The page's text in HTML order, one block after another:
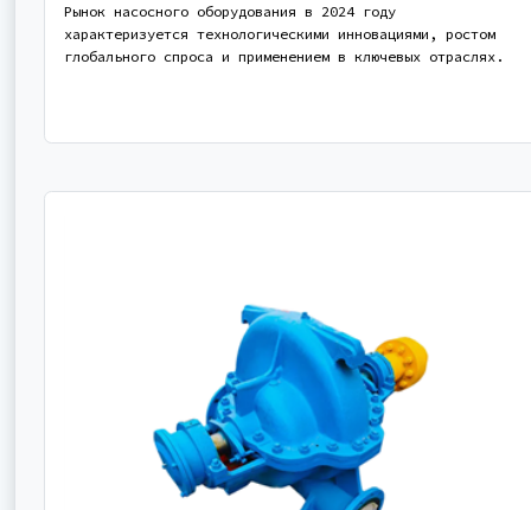
Рынок насосного оборудования в 2024 году
характеризуется технологическими инновациями, ростом
глобального спроса и применением в ключевых отраслях.